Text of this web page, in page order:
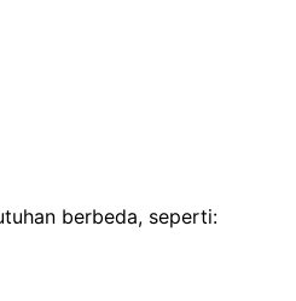
berbeda, seperti: